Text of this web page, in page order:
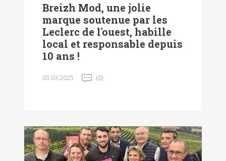
Breizh Mod, une jolie
marque soutenue par les
Leclerc de l'ouest, habille
local et responsable depuis
10 ans !
03.03.2025 (0)